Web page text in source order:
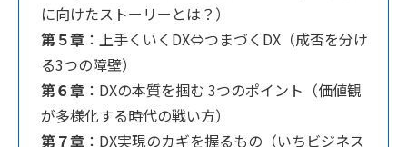
に向けたストーリーとは？）
第５章 ：上手くいくDX⇔つまづくDX（成否を分け
る3つの障壁）
第６章 ：DXの本質を掴む 3つのポイント（価値観
が多様化する時代の戦い方）
第７章 ：DX実現のカギを握るもの（いちビジネス